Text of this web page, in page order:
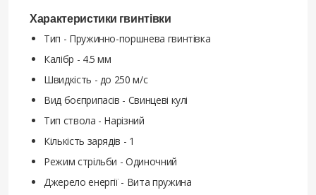
Характеристики гвинтівки
Тип - Пружинно-поршнева гвинтівка
Калібр - 4.5 мм
Швидкість - до 250 м/с
Вид боєприпасів - Свинцеві кулі
Тип ствола - Нарізний
Кількість зарядів - 1
Режим стрільби - Одиночний
Джерело енергії - Вита пружина